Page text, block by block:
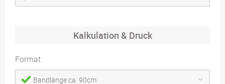
Kalkulation & Druck
Format
Bandlänge ca. 90cm